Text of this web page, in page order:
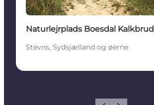
Naturlejrplads Boesdal Kalkbrud
Stevns, Sydsjælland og øerne